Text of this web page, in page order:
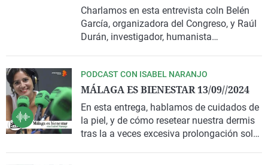
Charlamos en esta entrevista coln Belén
García, organizadora del Congreso, y Raúl
Durán, investigador, humanista
PODCAST CON ISABEL NARANJO
MÁLAGA ES BIENESTAR 13/09//2024
En esta entrega, hablamos de cuidados de
la piel, y de cómo resetear nuestra dermis
tras la a veces excesiva prolongación solar